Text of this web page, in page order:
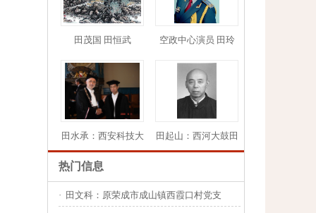
345
田茂国 田恒武 空政中心演员 田玲
田水承：西安科技大 田起山：西河大鼓田
热门信息
· 田文科：原荣成市成山镇西霞口村党支